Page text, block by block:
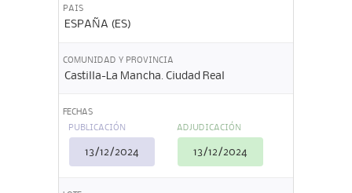
PAIS
ESPAÑA (ES)
COMUNIDAD Y PROVINCIA
Castilla-La Mancha. Ciudad Real
FECHAS
PUBLICACIÓN
13/12/2024
ADJUDICACIÓN
13/12/2024